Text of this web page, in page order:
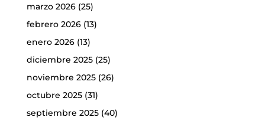
marzo 2026(25)
febrero 2026(13)
enero 2026(13)
diciembre 2025(25)
noviembre 2025(26)
octubre 2025(31)
septiembre 2025(40)